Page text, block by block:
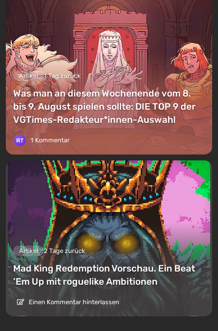
Artikel 1 Tag zurück
Was man an diesem Wochenende vom 8.
bis 9. August spielen sollte: DIE TOP 9 der
VGTimes-Redakteur*innen-Auswahl
1 Kommentar
Artikel 2 Tage zurück
Mad King Redemption Vorschau. Ein Beat
’Em Up mit roguelike Ambitionen
Einen Kommentar hinterlassen